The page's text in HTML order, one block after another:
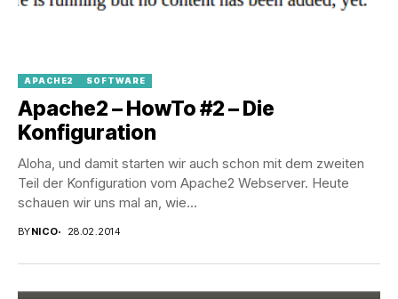
APACHE2 SOFTWARE
Apache2 – HowTo #2 – Die
Konfiguration
Aloha, und damit starten wir auch schon mit dem zweiten
Teil der Konfiguration vom Apache2 Webserver. Heute
schauen wir uns mal an, wie...
BYNICO 28.02.2014